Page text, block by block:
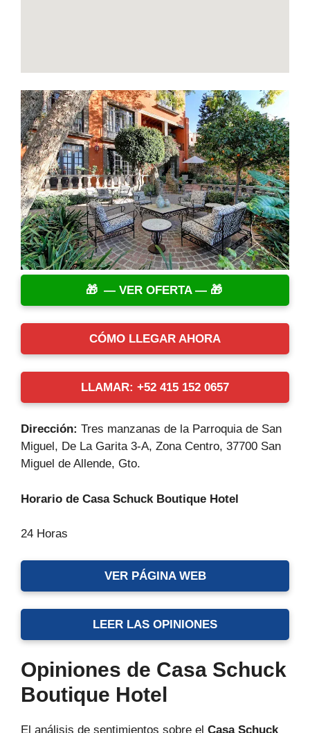
— VER OFERTA —
CÓMO LLEGAR AHORA
LLAMAR: +52 415 152 0657
Dirección: Tres manzanas de la Parroquia de San
Miguel, De La Garita 3-A, Zona Centro, 37700 San
Miguel de Allende, Gto.
Horario de Casa Schuck Boutique Hotel
24 Horas
VER PÁGINA WEB
LEER LAS OPINIONES
Opiniones de Casa Schuck
Boutique Hotel
El análisis de sentimientos sobre el Casa Schuck